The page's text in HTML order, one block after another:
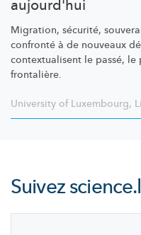
aujourd'hui
Migration, sécurité,
confronté à de nouveaux
contextualisent le passé,
frontalière.
University of Luxembourg,
Suivez